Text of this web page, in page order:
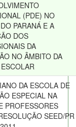
(PDE) NO
PARANÁ E A
DOS
DA
NO ÂMBITO DA
DA ESCOLA DE
ESPECIAL NA
PROFESSORES
SEED/PR